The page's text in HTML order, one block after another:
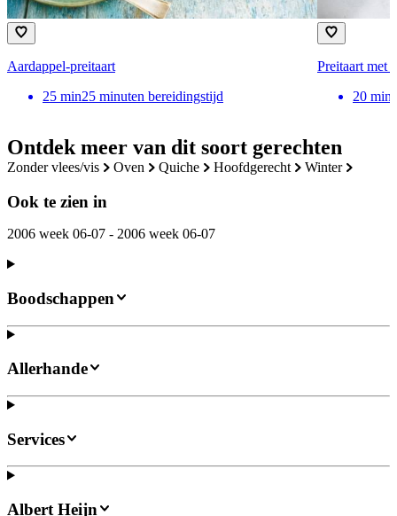
Ontdek meer van dit soort gerechten
zonder vlees/vis oven quiche hoofdgerecht winter
Ook te zien in
2006 week 06-07 - 2006 week 06-07
Aardappel-preitaart
25 min25 minuten bereidingstijd
Preitaart met
20 min
Boodschappen
Allerhande
Services
Albert Heijn